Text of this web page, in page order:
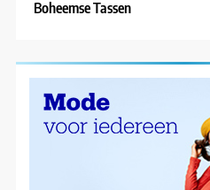
Boheemse Tassen